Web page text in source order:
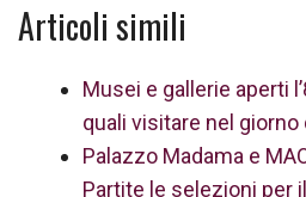
Articoli simili
Musei e gallerie aperti
quali visitare nel giorno
Palazzo Madama e
Partite le selezioni per